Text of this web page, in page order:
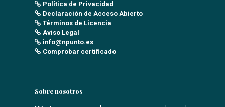
Política de Privacidad
Declaración de Acceso Abierto
Términos de Licencia
Aviso Legal
info@npunto.es
Comprobar certificado
Sobre nosotros